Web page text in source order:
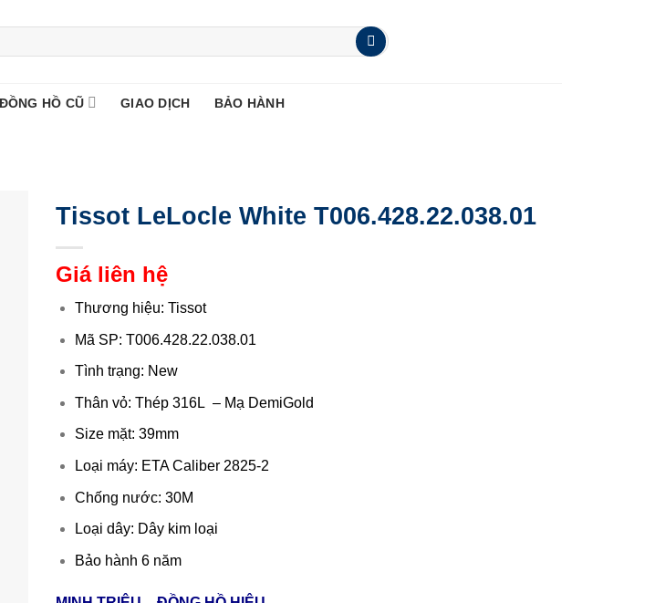
ĐỒNG HỒ CŨ GIAO DỊCH BẢO HÀNH
Tissot LeLocle White T006.428.22.038.01
Giá liên hệ
Thương hiệu: Tissot
Mã SP: T006.428.22.038.01
Tình trạng: New
Thân vỏ: Thép 316L – Mạ DemiGold
Size mặt: 39mm
Loại máy: ETA Caliber 2825-2
Chống nước: 30M
Loại dây: Dây kim loại
Bảo hành 6 năm